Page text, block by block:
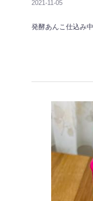
2021-11-05
発酵あんこ仕込み中